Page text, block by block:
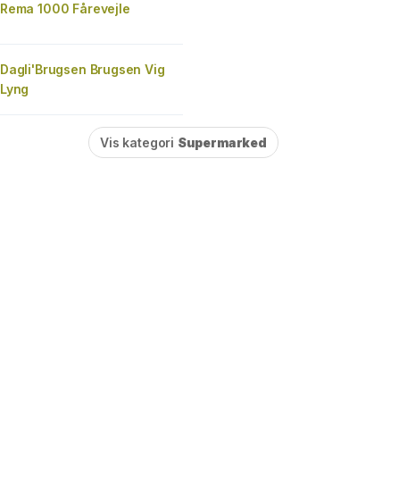
Rema 1000 Fårevejle
Dagli'Brugsen Brugsen Vig
Lyng
Vis kategori Supermarked